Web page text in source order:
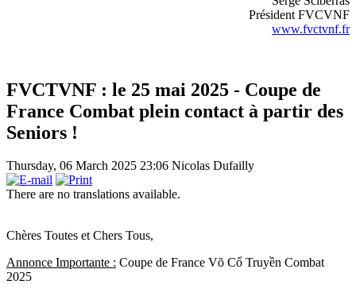
Président FVCVNF
www.fvctvnf.fr
FVCTVNF : le 25 mai 2025 - Coupe de
France Combat plein contact à partir des
Seniors !
Thursday, 06 March 2025 23:06 Nicolas Dufailly
There are no translations available.
Chères Toutes et Chers Tous,
Annonce Importante : Coupe de France Võ Cổ Truyền Combat
2025